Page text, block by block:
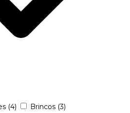
(4) Brincos (3)